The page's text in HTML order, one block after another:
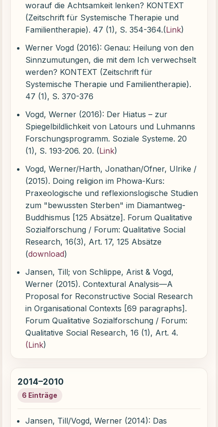
worauf die Achtsamkeit lenken? KONTEXT
(Zeitschrift für Systemische Therapie und
Familientherapie). 47 (1), S. 354-364.(Link)
Werner Vogd (2016): Genau: Heilung von den
Sinnzumutungen, die mit dem Ich verwechselt
werden? KONTEXT (Zeitschrift für
Systemische Therapie und Familientherapie).
47 (1), S. 370-376
Vogd, Werner (2016): Der Hiatus – zur
Spiegelbildlichkeit von Latours und Luhmanns
Forschungsprogramm. Soziale Systeme. 20
(1), S. 193-206. 20. (Link)
Vogd, Werner/Harth, Jonathan/Ofner, Ulrike /
(2015). Doing religion im Phowa-Kurs:
Praxeologische und reflexionslogische Studien
zum "bewussten Sterben" im Diamantweg-
Buddhismus [125 Absätze]. Forum Qualitative
Sozialforschung / Forum: Qualitative Social
Research, 16(3), Art. 17, 125 Absätze
(download)
Jansen, Till; von Schlippe, Arist & Vogd,
Werner (2015). Contextural Analysis—A
Proposal for Reconstructive Social Research
in Organisational Contexts [69 paragraphs].
Forum Qualitative Sozialforschung / Forum:
Qualitative Social Research, 16 (1), Art. 4.
(Link)
2014–2010
6 Einträge
Jansen, Till/Vogd, Werner (2014): Das